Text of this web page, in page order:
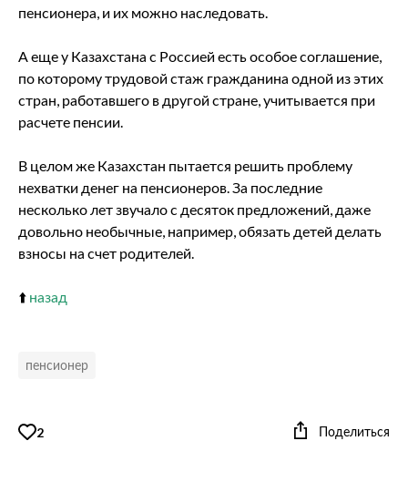
пенсионера, и их можно наследовать.
А еще у Казахстана с Россией есть особое соглашение,
по которому трудовой стаж гражданина одной из этих
стран, работавшего в другой стране, учитывается при
расчете пенсии.
В целом же Казахстан пытается решить проблему
нехватки денег на пенсионеров. За последние
несколько лет звучало с десяток предложений, даже
довольно необычные, например, обязать детей делать
взносы на счет родителей.
⬆️ назад
пенсионер
2 Поделиться